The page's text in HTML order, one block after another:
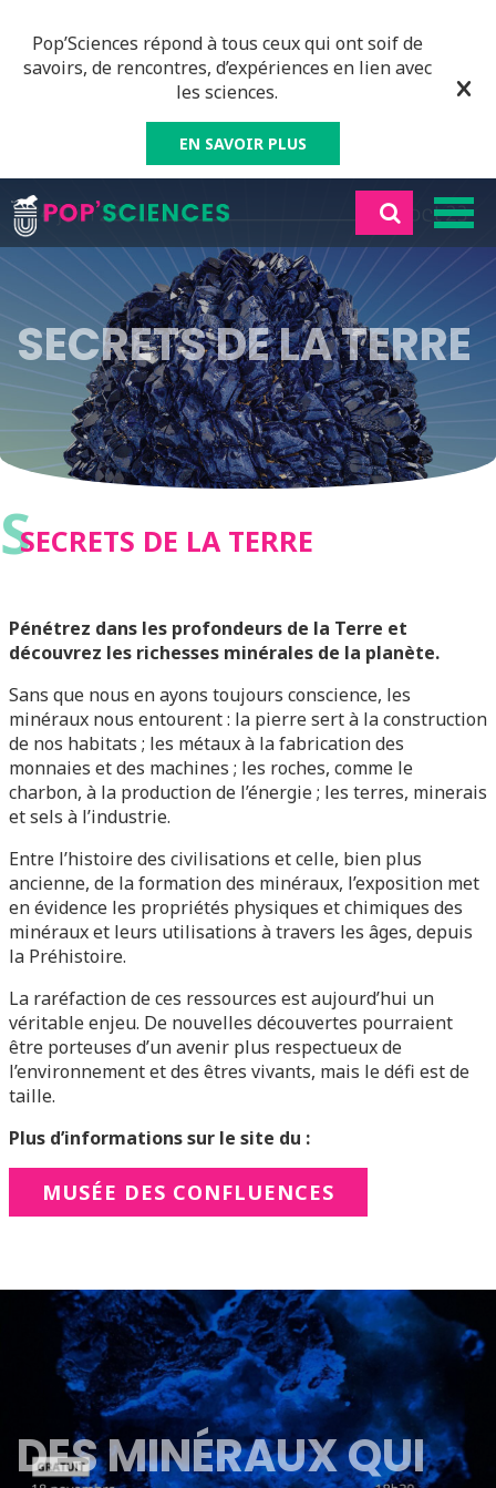
Pop’Sciences répond à tous ceux qui ont soif de
savoirs, de rencontres, d’expériences en lien avec
les sciences.
EN SAVOIR PLUS
SECRETS DE LA TERRE
SSECRETS DE LA TERRE
Pénétrez dans les profondeurs de la Terre et
découvrez les richesses minérales de la planète.
Sans que nous en ayons toujours conscience, les
minéraux nous entourent : la pierre sert à la construction
de nos habitats ; les métaux à la fabrication des
monnaies et des machines ; les roches, comme le
charbon, à la production de l’énergie ; les terres, minerais
et sels à l’industrie.
Entre l’histoire des civilisations et celle, bien plus
ancienne, de la formation des minéraux, l’exposition met
en évidence les propriétés physiques et chimiques des
minéraux et leurs utilisations à travers les âges, depuis
la Préhistoire.
La raréfaction de ces ressources est aujourd’hui un
véritable enjeu. De nouvelles découvertes pourraient
être porteuses d’un avenir plus respectueux de
l’environnement et des êtres vivants, mais le défi est de
taille.
Plus d’informations sur le site du :
MUSÉE DES CONFLUENCES
DES MINÉRAUX QUI